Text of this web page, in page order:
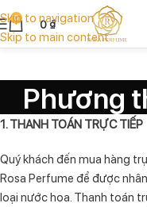
Skip to navigation
Skip to main content
0 0₫
Phương
1. THANH TOÁN TRỰC TIẾP
Quý khách đến mua hàng
Rosa Perfume để được
loại nước hoa. Thanh toán